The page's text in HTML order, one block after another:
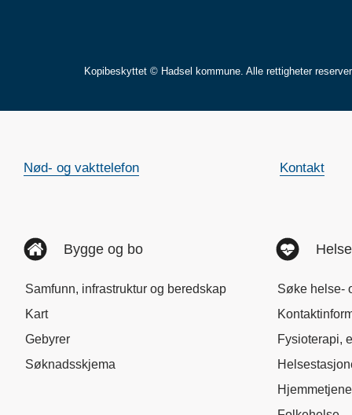
Kopibeskyttet © Hadsel kommune. Alle rettigheter
Nød- og vakttelefon Kontakt
Bygge og bo
Samfunn, infrastruktur og beredskap
Kart
Gebyrer
Søknadsskjema
Søke helse-
Fysioterapi,